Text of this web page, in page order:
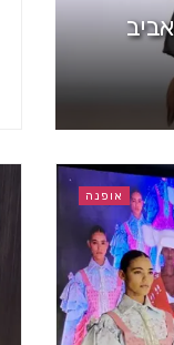
אופנה